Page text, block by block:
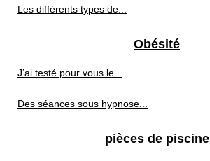
Les différents types de...
Obésité
J’ai testé pour vous le...
Des séances sous hypnose...
pièces de piscine